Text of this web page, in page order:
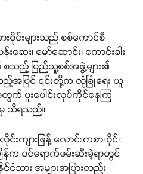
းဝိုင်းများသည် စစ်ကောင်စီ
ေး၊ မော်ဆောင်း၊ ကောင်းခါး
စသည့် ပြည်သူ့စစ်အဖွဲ့များ၏
အပြင် ၎င်းတို့က လုံခြုံရေး ယူ
တွက် ပူးပေါင်းလုပ်ကိုင်နေကြ
မှ သိရသည်။
ျားဖြန့် လောင်းကစားဝိုင်း
က ဝင်ရောက်ဖမ်းဆီးခဲ့ရာတွင်
ငံသား အများအပြားလည်း